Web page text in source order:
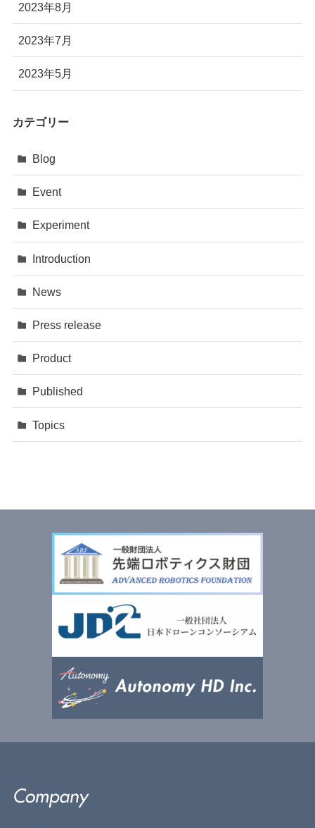
2023年8月
2023年7月
2023年5月
カテゴリー
Blog
Event
Experiment
Introduction
News
Press release
Product
Published
Topics